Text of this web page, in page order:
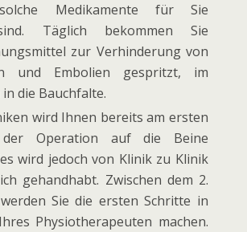
Medikamente für Sie
Täglich bekommen Sie
zur Verhinderung von
und Embolien gespritzt, im
die Bauchfalte.
wird Ihnen bereits am ersten
Operation auf die Beine
wird jedoch von Klinik zu Klinik
gehandhabt. Zwischen dem 2.
Sie die ersten Schritte in
Physiotherapeuten machen.